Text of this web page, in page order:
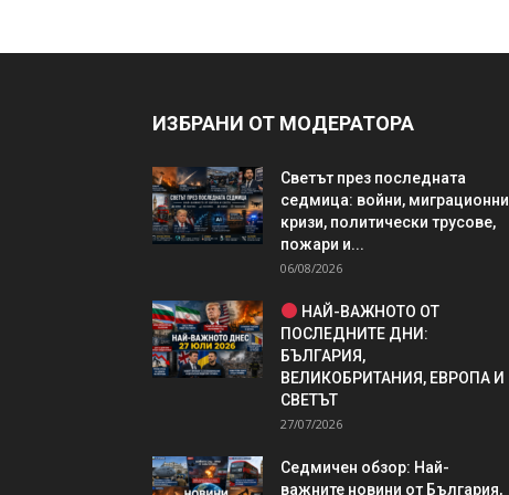
ИЗБРАНИ ОТ МОДЕРАТОРА
Светът през последната
седмица: войни, миграционни
кризи, политически трусове,
пожари и...
06/08/2026
НАЙ-ВАЖНОТО ОТ
ПОСЛЕДНИТЕ ДНИ:
БЪЛГАРИЯ,
ВЕЛИКОБРИТАНИЯ, ЕВРОПА И
СВЕТЪТ
27/07/2026
Седмичен обзор: Най-
важните новини от България,